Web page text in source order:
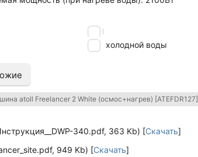
atoll
Для холодной воды
atoll Freelancer 2 White (осмос+нагрев) [ATEFDR127]
340.pdf, 363 Kb) [Скачать]
949 Kb) [Скачать]